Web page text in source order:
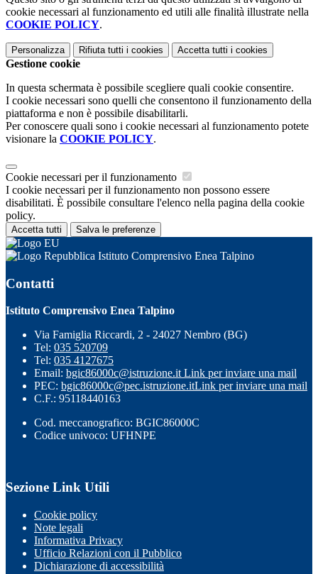
cookie necessari al funzionamento ed utili alle finalità illustrate nella
COOKIE POLICY.
Personalizza Rifiuta tutti i cookies Accetta tutti i cookies
Gestione cookie
In questa schermata è possibile scegliere quali cookie consentire.
I cookie necessari sono quelli che consentono il funzionamento della
piattaforma e non è possibile disabilitarli.
Per conoscere quali sono i cookie necessari al funzionamento potete
visionare la COOKIE POLICY.
Cookie necessari per il funzionamento
I cookie necessari per il funzionamento non possono essere
disabilitati. È possibile consultare l'elenco nella pagina della cookie
policy.
Accetta tutti Salva le preferenze
Istituto Comprensivo Enea Talpino
Contatti
Istituto Comprensivo Enea Talpino
Via Famiglia Riccardi, 2 - 24027 Nembro (BG)
Tel: 035 520709
Tel: 035 4127675
Email: bgic86000c@istruzione.itLink per inviare una mail
PEC: bgic86000c@pec.istruzione.itLink per inviare una mail
C.F.: 95118440163
Cod. meccanografico: BGIC86000C
Codice univoco: UFHNPE
Sezione Link Utili
Cookie policy
Note legali
Informativa Privacy
Ufficio Relazioni con il Pubblico
Dichiarazione di accessibilità